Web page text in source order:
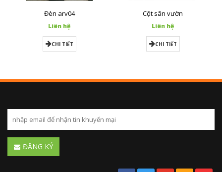
Đèn arv04
Liên hệ
CHI TIẾT
Cột sân vườn
Liên hệ
CHI TIẾT
ĐĂNG KÝ